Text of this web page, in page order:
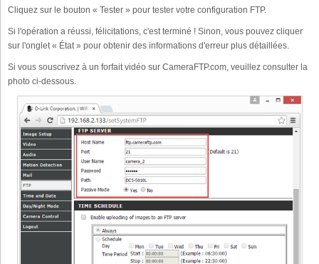
Cliquez sur le bouton « Tester » pour tester votre configuration FTP.
Si l'opération a réussi, félicitations, c'est terminé ! Sinon, vous pouvez cliquer
sur l'onglet « État » pour obtenir des informations d'erreur plus détaillées.
Si vous souscrivez à un forfait vidéo sur CameraFTP.com, veuillez consulter la
photo ci-dessous.